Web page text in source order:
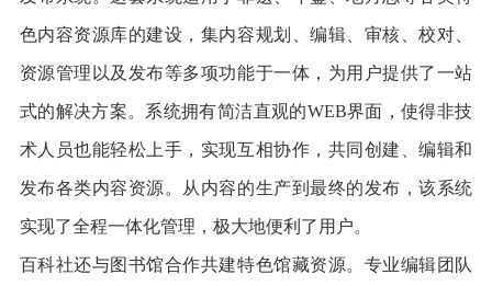
色内容资源库的建设，集内容规划、编辑、审核、校对、
资源管理以及发布等多项功能于一体，为用户提供了一站
式的解决方案。系统拥有简洁直观的WEB界面，使得非技
术人员也能轻松上手，实现互相协作，共同创建、编辑和
发布各类内容资源。从内容的生产到最终的发布，该系统
实现了全程一体化管理，极大地便利了用户。
百科社还与图书馆合作共建特色馆藏资源。专业编辑团队